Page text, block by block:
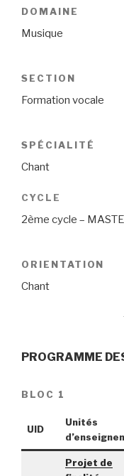
DOMAINE
Musique
SECTION
Formation vocale
SPÉCIALITÉ
Chant
CYCLE
2ème cycle –
ORIENTATION
Chant
PROGRAMME
BLOC 1
UID
Unités
Projet de